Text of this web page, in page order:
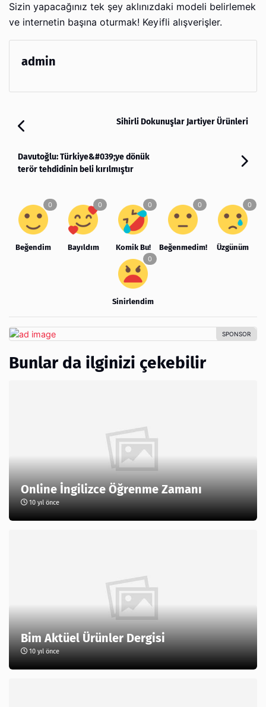
Sizin yapacağınız tek şey aklınızdaki modeli belirlemek
ve internetin başına oturmak! Keyifli alışverişler.
admin
Sihirli Dokunuşlar Jartiyer Ürünleri
Davutoğlu: Türkiye&#039;ye dönük
terör tehdidinin beli kırılmıştır
Beğendim Bayıldım Komik Bu! Beğenmedim! Üzgünüm
Sinirlendim
Bunlar da ilginizi çekebilir
Online İngilizce Öğrenme Zamanı
10 yıl önce
Bim Aktüel Ürünler Dergisi
10 yıl önce